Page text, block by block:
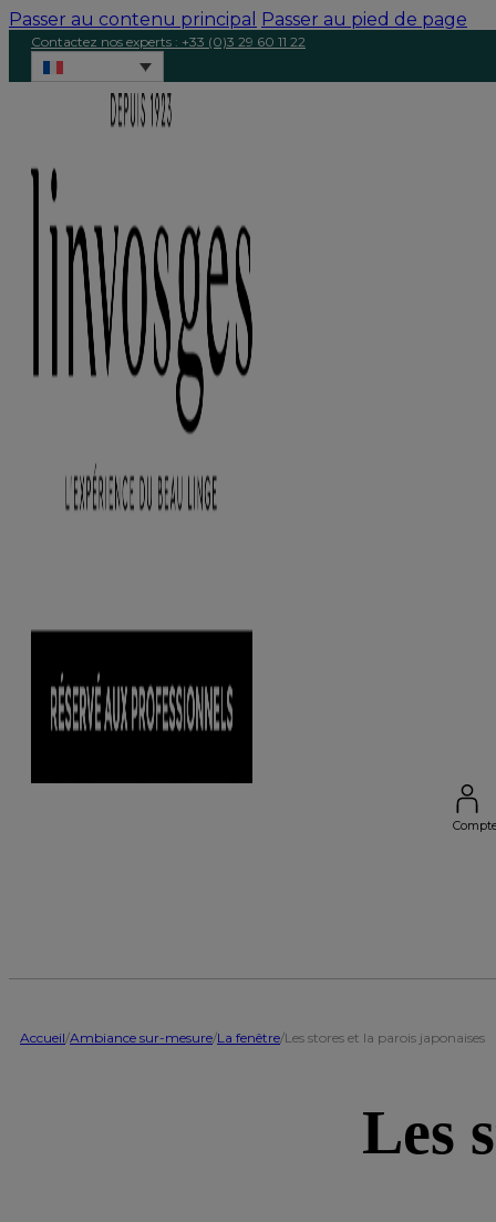
Passer au contenu principal Passer au pied de page
Contactez nos experts : +33 (0)3 29 60 11 22
Accueil/Ambiance sur-mesure/La fenêtre/Les stores et la parois japonaises
Les